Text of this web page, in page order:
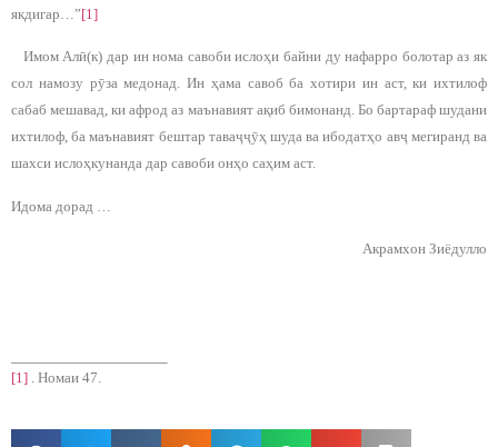
якдигар…”[1]
Имом Алӣ(к) дар ин нома савоби ислоҳи байни ду нафарро болотар аз як
сол намозу рӯза медонад. Ин ҳама савоб ба хотири ин аст, ки ихтилоф
сабаб мешавад, ки афрод аз маънавият ақиб бимонанд. Бо бартараф шудани
ихтилоф, ба маънавият бештар таваҷҷӯҳ шуда ва ибодатҳо авҷ мегиранд ва
шахси ислоҳкунанда дар савоби онҳо саҳим аст.
Идома дорад …
Акрамхон Зиёдулло
[1] . Номаи 47.